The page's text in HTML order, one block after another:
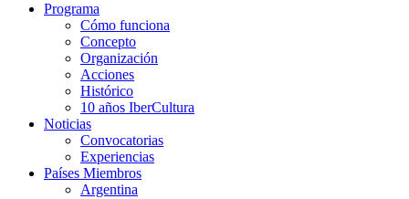
Programa
Cómo funciona
Concepto
Organización
Acciones
Histórico
10 años IberCultura
Noticias
Convocatorias
Experiencias
Países Miembros
Argentina